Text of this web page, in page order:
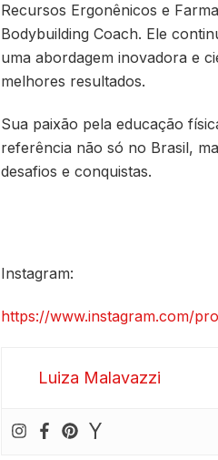
Recursos Ergonênicos e
Bodybuilding Coach. Ele
uma abordagem inovadora e
melhores resultados.
Sua paixão pela educação
referência não só no Brasil,
desafios e conquistas.
Instagram:
https://www.instagram.com/
Luiza Malavazzi